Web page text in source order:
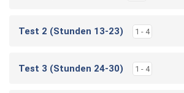
Test 2 (Stunden 13-23) 1 - 4
Test 3 (Stunden 24-30) 1 - 4